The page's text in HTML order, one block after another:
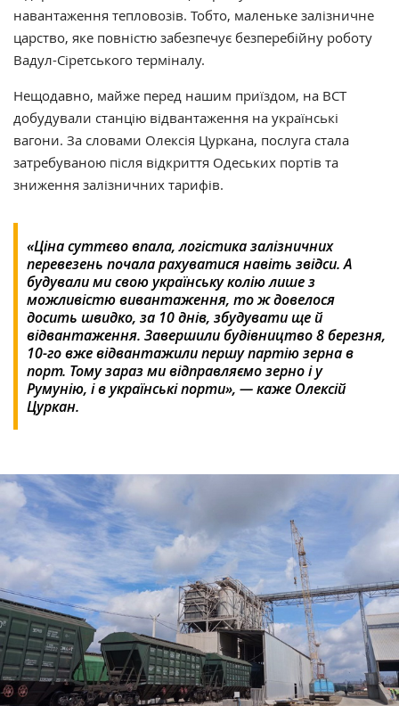
навантаження тепловозів. Тобто, маленьке залізничне
царство, яке повністю забезпечує безперебійну роботу
Вадул-Сіретського терміналу.
Нещодавно, майже перед нашим приїздом, на ВСТ
добудували станцію відвантаження на українські
вагони. За словами Олексія Цуркана, послуга стала
затребуваною після відкриття Одеських портів та
зниження залізничних тарифів.
«Ціна суттєво впала, логістика залізничних
перевезень почала рахуватися навіть звідси. А
будували ми свою українську колію лише з
можливістю вивантаження, то ж довелося
досить швидко, за 10 днів, збудувати ще й
відвантаження. Завершили будівництво 8 березня,
10-го вже відвантажили першу партію зерна в
порт. Тому зараз ми відправляємо зерно і у
Румунію, і в українські порти», — каже Олексій
Цуркан.